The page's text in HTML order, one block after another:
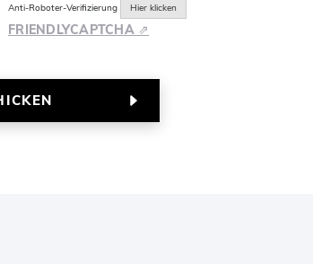
Anti-Roboter-Verifizierung Hier klicken
FRIENDLYCAPTCHA ⇗